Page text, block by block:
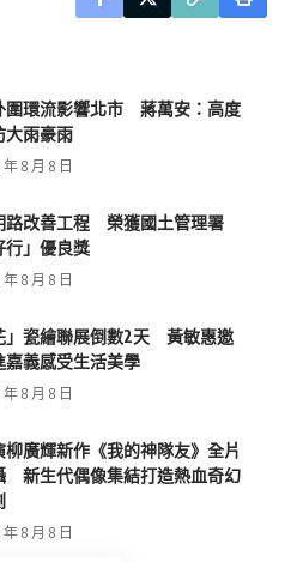
圍環流影響北市 蔣萬安：高度
大雨豪雨
年 8 月 8 日
路改善工程 榮獲國土管理署
行」優良獎
年 8 月 8 日
」瓷繪聯展倒數2天 黃敏惠邀
嘉義感受生活美學
年 8 月 8 日
柳廣輝新作《我的神隊友》全片
新生代偶像集結打造熱血奇幻
年 8 月 8 日